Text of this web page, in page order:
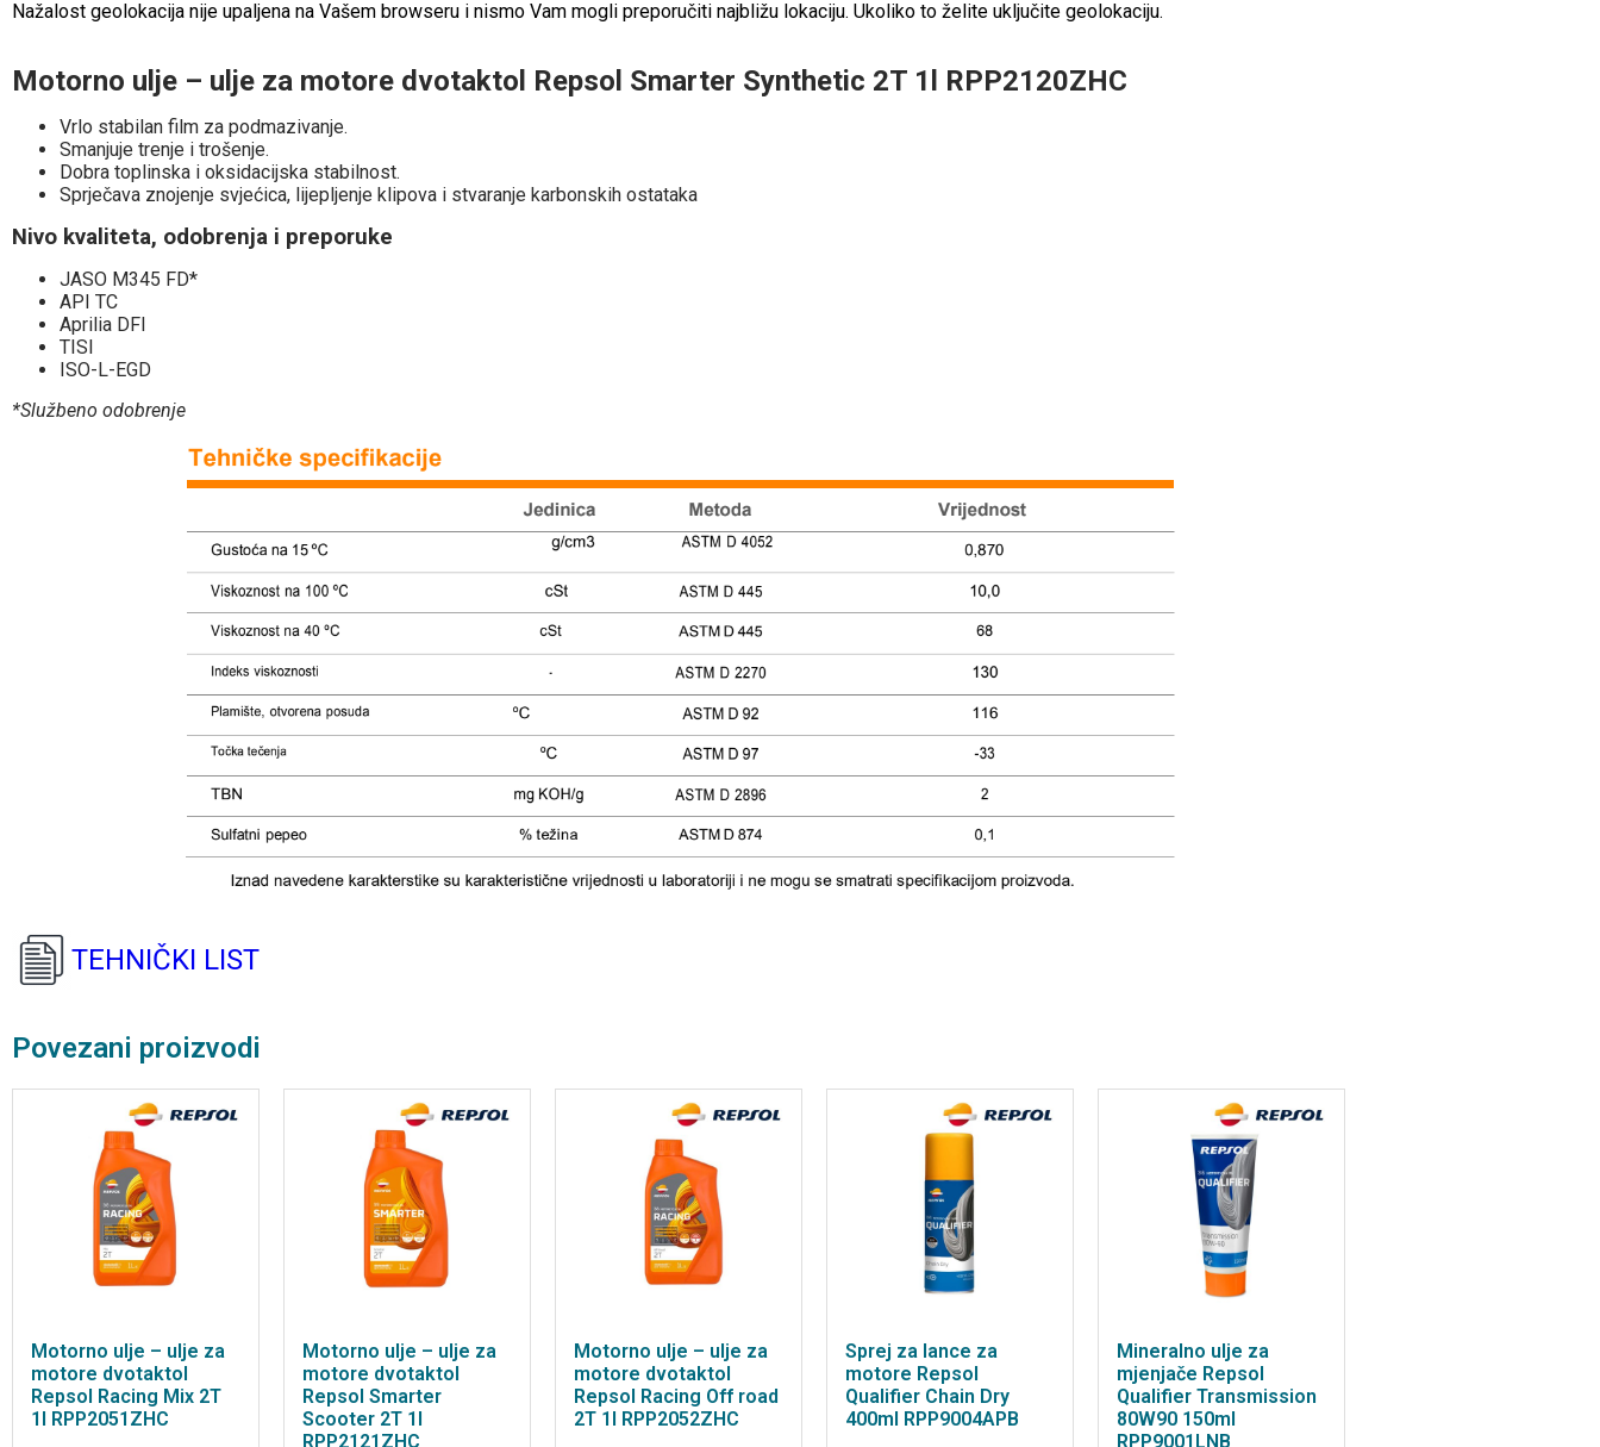
Nažalost geolokacija nije upaljena na Vašem browseru i nismo Vam mogli preporučiti najbližu lokaciju. Ukoliko to želite uključite geolokaciju.
Motorno ulje – ulje za motore dvotaktol Repsol Smarter Synthetic 2T 1l RPP2120ZHC
Vrlo stabilan film za podmazivanje.
Smanjuje trenje i trošenje.
Dobra toplinska i oksidacijska stabilnost.
Sprječava znojenje svjećica, lijepljenje klipova i stvaranje karbonskih ostataka
Nivo kvaliteta, odobrenja i preporuke
JASO M345 FD*
API TC
Aprilia DFI
TISI
ISO-L-EGD
*Službeno odobrenje
TEHNIČKI LIST
Povezani proizvodi
Motorno ulje – ulje za
motore dvotaktol
Repsol Racing Mix 2T
1l RPP2051ZHC
Motorno ulje – ulje za
motore dvotaktol
Repsol Smarter
Scooter 2T 1l
RPP2121ZHC
Motorno ulje – ulje za
motore dvotaktol
Repsol Racing Off road
2T 1l RPP2052ZHC
Sprej za lance za
motore Repsol
Qualifier Chain Dry
400ml RPP9004APB
Mineralno ulje za
mjenjače Repsol
Qualifier Transmission
80W90 150ml
RPP9001LNB